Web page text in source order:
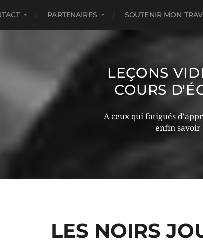
PARTENAIRES SOUTENIR MON
LEÇONS
COURS
A ceux qui fatigués
enfin savoir
LES NOIRS